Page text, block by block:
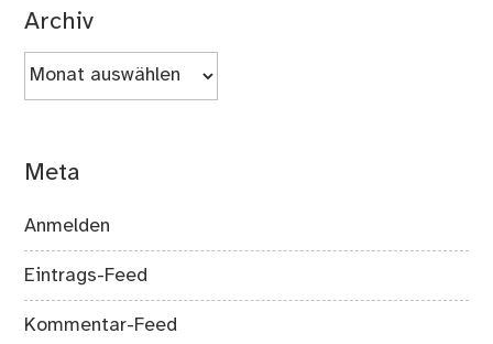
Archiv
Archiv
Meta
Anmelden
Eintrags-Feed
Kommentar-Feed